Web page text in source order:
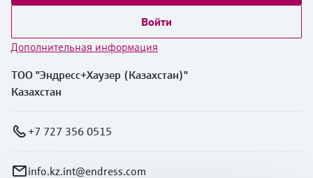
Войти
Дополнительная информация
ТОО "Эндресс+Хаузер (Казахстан)"
Казахстан
+7 727 356 0515
info.kz.int@endress.com